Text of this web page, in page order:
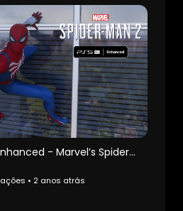
PS5 Pro Enhanced - Marvel’s Spider-Man 2
• 2 anos atrás